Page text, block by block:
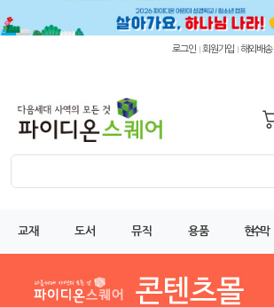
로그인 회원가입 해외배송
교재 도서 뮤직 용품 현수막